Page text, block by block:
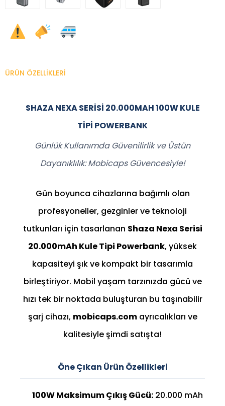
ÜRÜN ÖZELLIKLERI
SHAZA NEXA SERISI 20.000MAH 100W KULE
TIPI POWERBANK
Günlük Kullanımda Güvenilirlik ve Üstün
Dayanıklılık: Mobicaps Güvencesiyle!
Gün boyunca cihazlarına bağımlı olan
profesyoneller, gezginler ve teknoloji
tutkunları için tasarlanan Shaza Nexa Serisi
20.000mAh Kule Tipi Powerbank, yüksek
kapasiteyi şık ve kompakt bir tasarımla
birleştiriyor. Mobil yaşam tarzınızda gücü ve
hızı tek bir noktada buluşturan bu taşınabilir
şarj cihazı, mobicaps.comayrıcalıkları ve
kalitesiyle şimdi satışta!
Öne Çıkan Ürün Özellikleri
100W Maksimum Çıkış Gücü: 20.000 mAh